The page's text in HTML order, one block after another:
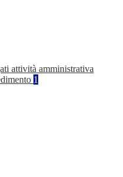
attività amministrativa
1